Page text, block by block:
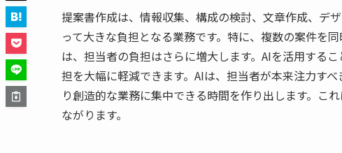
提案書作成は、情報収集、構成の検討、文章作成、デ
って大きな負担となる業務です。特に、複数の案件を
は、担当者の負担はさらに増大します。AIを活用する
担を大幅に軽減できます。AIは、担当者が本来注力す
り創造的な業務に集中できる時間を作り出します。こ
ながります。